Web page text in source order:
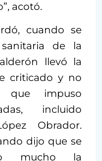
acotó.
cuando se
de la
llevó la
criticado y no
impuso
incluido
Obrador.
dijo que se
mucho la